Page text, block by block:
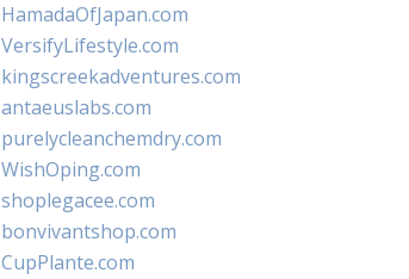
HamadaOfJapan.com
VersifyLifestyle.com
kingscreekadventures.com
antaeuslabs.com
purelycleanchemdry.com
WishOping.com
shoplegacee.com
bonvivantshop.com
CupPlante.com